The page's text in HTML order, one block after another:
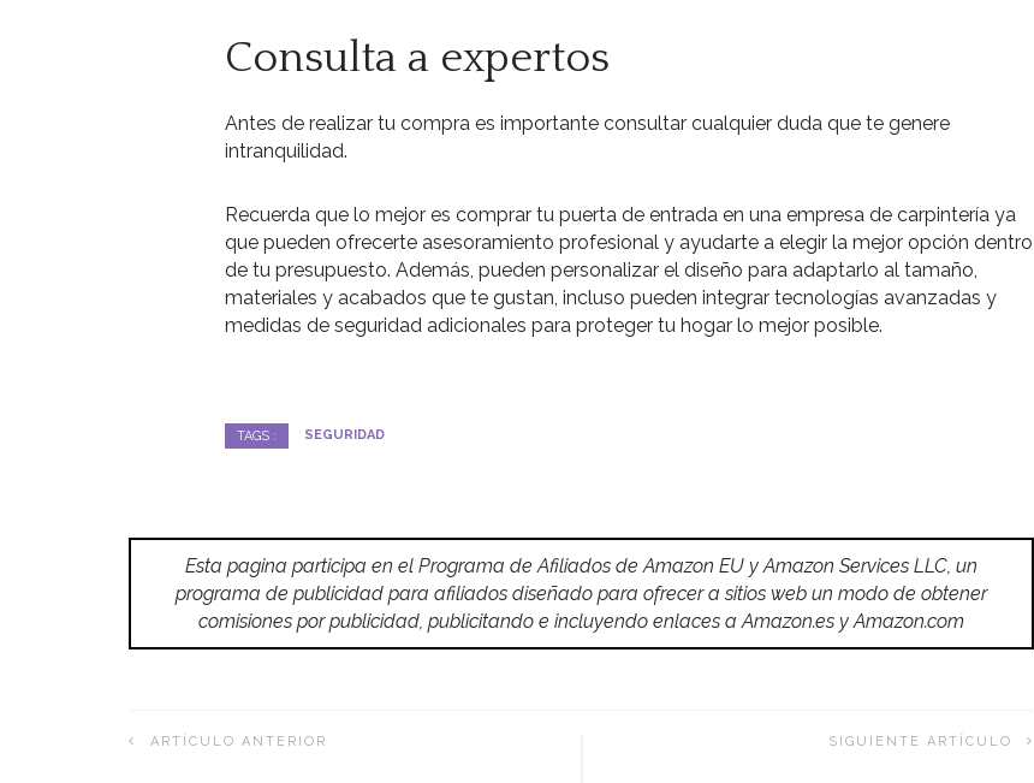
Consulta a expertos
Antes de realizar tu compra es importante consultar cualquier duda que te genere
intranquilidad.
Recuerda que lo mejor es comprar tu puerta de entrada en una empresa de carpintería ya
que pueden ofrecerte asesoramiento profesional y ayudarte a elegir la mejor opción dentro
de tu presupuesto. Además, pueden personalizar el diseño para adaptarlo al tamaño,
materiales y acabados que te gustan, incluso pueden integrar tecnologías avanzadas y
medidas de seguridad adicionales para proteger tu hogar lo mejor posible.
TAGS : SEGURIDAD
Esta pagina participa en el Programa de Afiliados de Amazon EU y Amazon Services LLC, un
programa de publicidad para afiliados diseñado para ofrecer a sitios web un modo de obtener
comisiones por publicidad, publicitando e incluyendo enlaces a Amazon.es y Amazon.com
ARTÍCULO ANTERIOR SIGUIENTE ARTÍCULO